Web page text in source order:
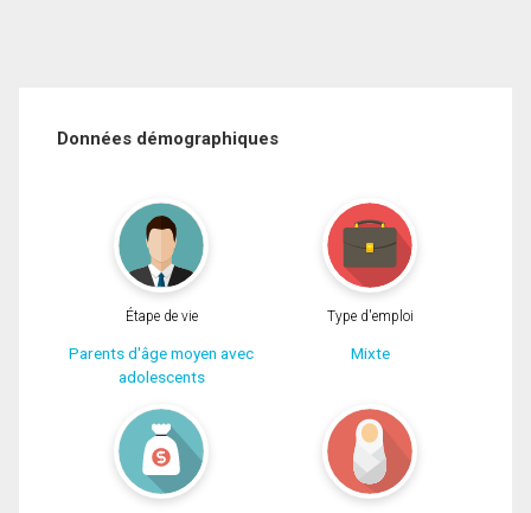
Données démographiques
Étape de vie
Parents d'âge moyen avec
adolescents
Type d'emploi
Mixte